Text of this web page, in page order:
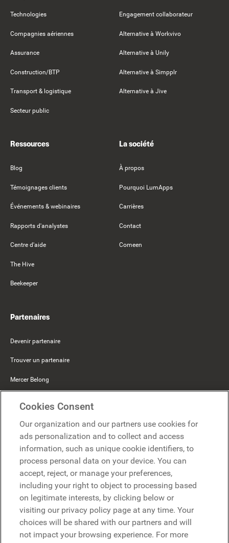
Technologies
Compagnies aériennes
Assurance
Construction/BTP
Transport & logistique
Secteur public
Engagement collaborateur
Alternative à Workvivo
Alternative à Unily
Alternative à Simpplr
Alternative à Jive
Ressources
Blog
Témoignages clients
Événements & webinaires
Rapports d'analystes
Centre d'aide
The Hive
Beekeeper
La société
À propos
Pourquoi LumApps
Carrières
Contact
Comeen
Partenaires
Devenir partenaire
Trouver un partenaire
Mercer Belong
Demander une démo
Demander une démo
Contact
Contact
Cookies Consent
Our organization and our partners use cookies for
ads personalization and to collect and access
information, such as unique cookie identifiers, to
process personal data on your device. You can
accept, reject, or manage your preferences,
including your right to object to processing based
on legitimate interests, by clicking below or
visiting our privacy policy page at any time. Your
choices will be shared with our partners and will
not impact your browsing experience. For more